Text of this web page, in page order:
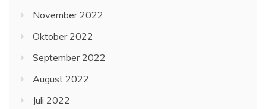
November 2022
Oktober 2022
September 2022
August 2022
Juli 2022